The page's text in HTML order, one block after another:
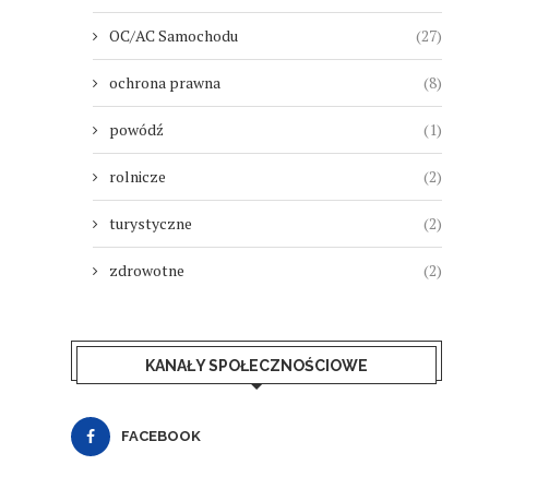
OC/AC Samochodu (27)
ochrona prawna (8)
powódź (1)
rolnicze (2)
turystyczne (2)
zdrowotne (2)
KANAŁY SPOŁECZNOŚCIOWE
FACEBOOK